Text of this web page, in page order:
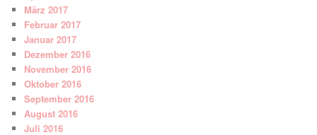
März 2017
Februar 2017
Januar 2017
Dezember 2016
November 2016
Oktober 2016
September 2016
August 2016
Juli 2016